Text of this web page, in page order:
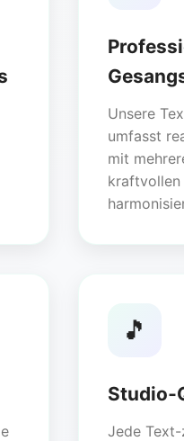
Unsere
umfasst
mit
kraftvollen
🎵
Jede